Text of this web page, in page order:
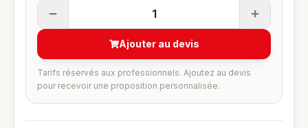
1
Ajouter au devis
Tarifs réservés aux professionnels. Ajoutez au devis
pour recevoir une proposition personnalisée.